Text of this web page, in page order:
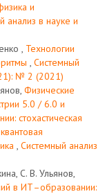
и
анализ в науке и
, Технологии
, Системный
№ 2 (2021)
Физические
5.0 / 6.0 и
стохастическая
, Системный анализ
С. В. Ульянов,
в ИТ–образовании: